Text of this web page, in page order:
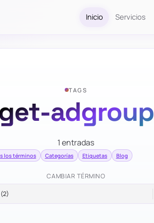
Inicio Servicios
TAGS
adgroup
1 entradas
los términos Categorías Etiquetas Blog
CAMBIAR TÉRMINO